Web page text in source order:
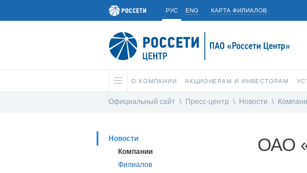
РУС ENG КАРТА ФИЛИАЛОВ
О КОМПАНИИ АКЦИОНЕРАМ И ИНВЕСТОРАМ
Официальный сайт \ Пресс-центр \ Новости \
Новости
Компании
Филиалов
ОАО